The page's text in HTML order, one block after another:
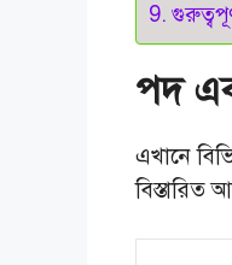
পদ
এখানে
বিস্তারিত